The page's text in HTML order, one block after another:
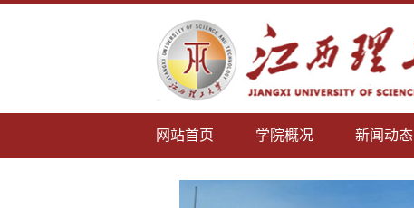
网站首页 学院概况 新闻动态